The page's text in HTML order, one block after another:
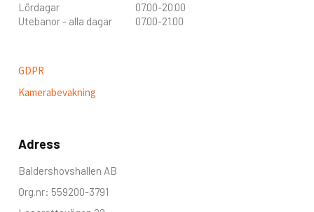
Lördagar 07.00-20.00
Utebanor - alla dagar 07.00-21.00
GDPR
Kamerabevakning
Adress
Baldershovshallen AB
Org.nr: 559200-3791